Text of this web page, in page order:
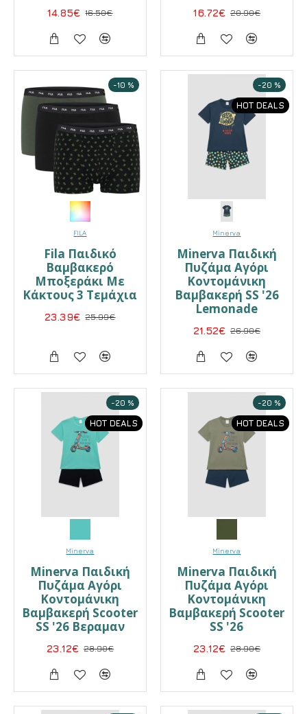
14.85€ 16.50€ 16.72€ 20.90€
-10 %
FILA
Fila Παιδικό
Βαμβακερό
Μποξεράκι Με
Κάκτους 3 Τεμάχια
23.39€ 25.99€
HOT DEALS
-20 %
Minerva
Minerva Παιδική
Πυζάμα Αγόρι
Κοντομάνικη
Βαμβακερή SS '26
Lemonade
21.52€ 26.90€
HOT DEALS
-20 %
Minerva
Minerva Παιδική
Πυζάμα Αγόρι
Κοντομάνικη
Βαμβακερή Scooter
SS '26 Βεραμαν
23.12€ 28.90€
HOT DEALS
-20 %
Minerva
Minerva Παιδική
Πυζάμα Αγόρι
Κοντομάνικη
Βαμβακερή Scooter
SS '26
23.12€ 28.90€